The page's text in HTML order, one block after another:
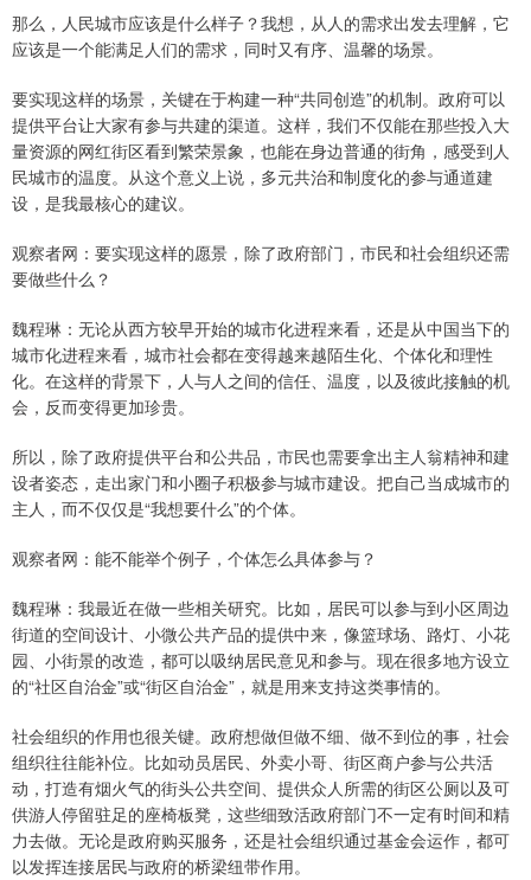
那么，人民城市应该是什么样子？我想，从人的需求出发去理解，它
应该是一个能满足人们的需求，同时又有序、温馨的场景。
要实现这样的场景，关键在于构建一种“共同创造”的机制。政府可以
提供平台让大家有参与共建的渠道。这样，我们不仅能在那些投入大
量资源的网红街区看到繁荣景象，也能在身边普通的街角，感受到人
民城市的温度。从这个意义上说，多元共治和制度化的参与通道建
设，是我最核心的建议。
观察者网：要实现这样的愿景，除了政府部门，市民和社会组织还需
要做些什么？
魏程琳：无论从西方较早开始的城市化进程来看，还是从中国当下的
城市化进程来看，城市社会都在变得越来越陌生化、个体化和理性
化。在这样的背景下，人与人之间的信任、温度，以及彼此接触的机
会，反而变得更加珍贵。
所以，除了政府提供平台和公共品，市民也需要拿出主人翁精神和建
设者姿态，走出家门和小圈子积极参与城市建设。把自己当成城市的
主人，而不仅仅是“我想要什么”的个体。
观察者网：能不能举个例子，个体怎么具体参与？
魏程琳：我最近在做一些相关研究。比如，居民可以参与到小区周边
街道的空间设计、小微公共产品的提供中来，像篮球场、路灯、小花
园、小街景的改造，都可以吸纳居民意见和参与。现在很多地方设立
的“社区自治金”或“街区自治金”，就是用来支持这类事情的。
社会组织的作用也很关键。政府想做但做不细、做不到位的事，社会
组织往往能补位。比如动员居民、外卖小哥、街区商户参与公共活
动，打造有烟火气的街头公共空间、提供众人所需的街区公厕以及可
供游人停留驻足的座椅板凳，这些细致活政府部门不一定有时间和精
力去做。无论是政府购买服务，还是社会组织通过基金会运作，都可
以发挥连接居民与政府的桥梁纽带作用。